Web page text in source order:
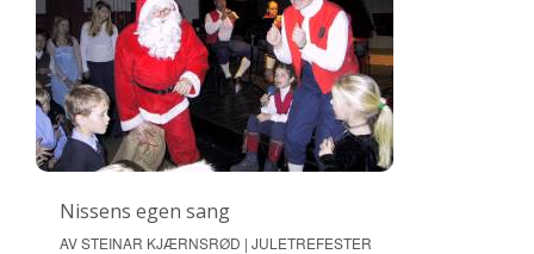
Nissens egen sang
AV STEINAR KJÆRNSRØD | JULETREFESTER